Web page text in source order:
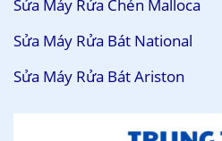
Sửa Máy Rửa Chén Malloca
Sửa Máy Rửa Bát National
Sửa Máy Rửa Bát Ariston